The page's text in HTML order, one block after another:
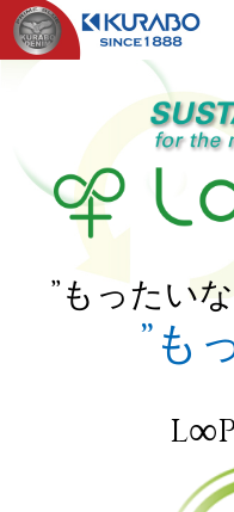
”もったい
”も
L∞